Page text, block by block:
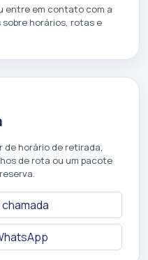
entre em contato com a
horários, rotas e
de horário de retirada,
de rota ou um pacote